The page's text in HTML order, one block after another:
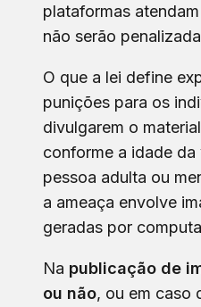
plataformas
não serão
O que a lei define
punições para os
divulgarem o
conforme a idade da
pessoa adulta ou
a ameaça envolve
geradas por
Na publicação de
ou não, ou em caso